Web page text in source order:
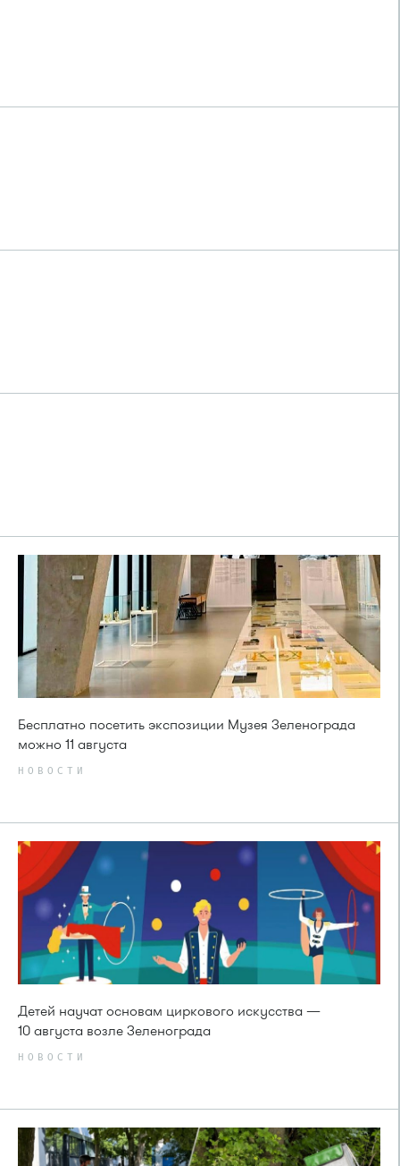
Бесплатно посетить экспозиции Музея Зеленограда
можно 11 августа
НОВОСТИ
Детей научат основам циркового искусства —
10 августа возле Зеленограда
НОВОСТИ